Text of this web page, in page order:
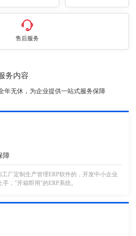
售后服务
务内容
年无休，为企业提供一站式服务保障
障
厂定制生产管理ERP软件的，开发中小企业
，"开箱即用"的ERP系统。